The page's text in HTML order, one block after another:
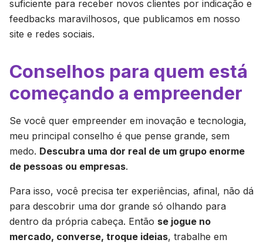
suficiente para receber novos clientes por indicação e
feedbacks maravilhosos, que publicamos em nosso
site e redes sociais.
Conselhos para quem está
começando a empreender
Se você quer empreender em inovação e tecnologia,
meu principal conselho é que pense grande, sem
medo. Descubra uma dor real de um grupo enorme
de pessoas ou empresas.
Para isso, você precisa ter experiências, afinal, não dá
para descobrir uma dor grande só olhando para
dentro da própria cabeça. Então se jogue no
mercado, converse, troque ideias, trabalhe em